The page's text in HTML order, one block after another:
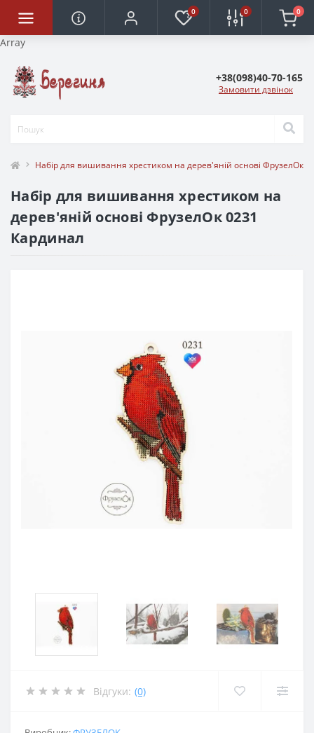
Array
0 0 0
+38(098)40-70-165
Замовити дзвінок
Набір для вишивання хрестиком на дерев'яній основі ФрузелОк
Набір для вишивання хрестиком на
дерев'яній основі ФрузелОк 0231
Кардинал
Відгуки: (0)